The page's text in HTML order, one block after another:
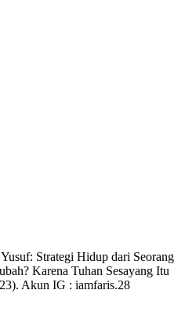
Strategi Hidup dari Seorang
Karena Tuhan Sesayang Itu
Akun IG : iamfaris.28